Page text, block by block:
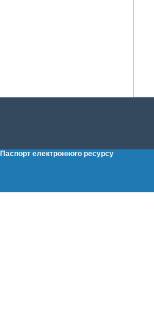
Паспорт електронного ресурсу